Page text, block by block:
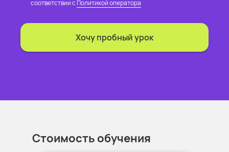
соответствии сПолитикой оператора
Хочу пробный урок
Стоимость обучения